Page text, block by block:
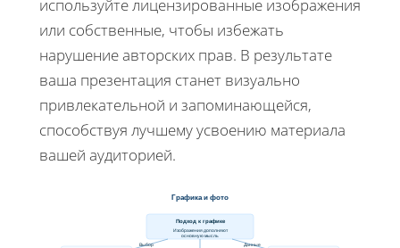
используйте лицензированные изображения
или собственные, чтобы избежать
нарушение авторских прав. В результате
ваша презентация станет визуально
привлекательной и запоминающейся,
способствуя лучшему усвоению материала
вашей аудиторией.
Графика и фото
Подход к графике
Изображения дополняют
основную мысль
Выбор Данные